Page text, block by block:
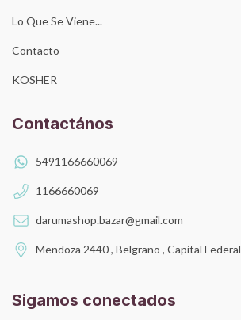
Lo Que Se Viene...
Contacto
KOSHER
Contactános
5491166660069
1166660069
darumashop.bazar@gmail.com
Mendoza 2440 , Belgrano , Capital Federal
Sigamos conectados